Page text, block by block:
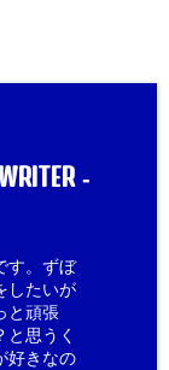
-
す。ずぼ
したいが
と頑張
思うく
好きなの